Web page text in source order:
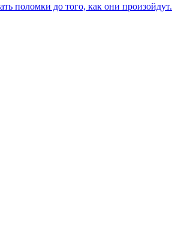
поломки до того, как они произойдут.